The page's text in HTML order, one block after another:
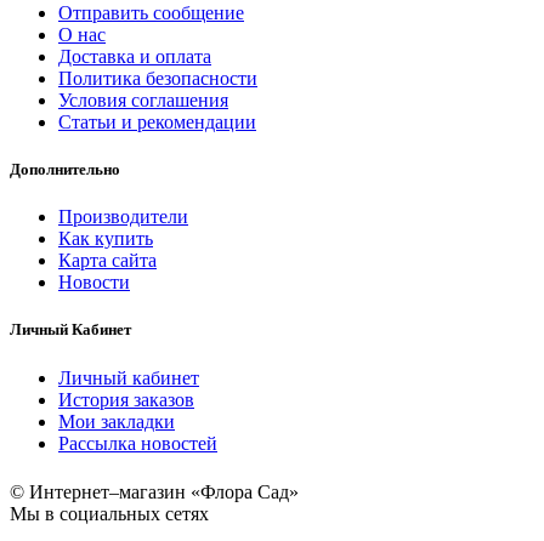
Отправить сообщение
О нас
Доставка и оплата
Политика безопасности
Условия соглашения
Статьи и рекомендации
Дополнительно
Производители
Как купить
Карта сайта
Новости
Личный Кабинет
Личный кабинет
История заказов
Мои закладки
Рассылка новостей
© Интернет–магазин «Флора Сад»
Мы в социальных сетях